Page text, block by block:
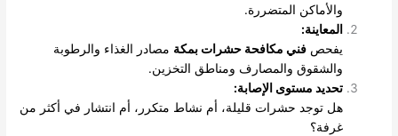
والأماكن المتضررة.
المعاينة:
يفحصفني مكافحة حشرات بمكة مصادر الغذاء والرطوبة
والشقوق والمصارف ومناطق التخزين.
تحديد مستوى الإصابة:
هل توجد حشرات قليلة، أم نشاط متكرر، أم انتشار في أكثر من
غرفة؟